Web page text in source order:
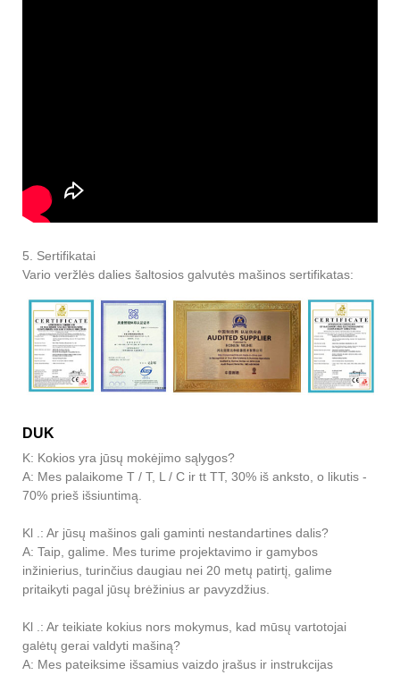
5. Sertifikatai
Vario veržlės dalies šaltosios galvutės mašinos sertifikatas:
DUK
K: Kokios yra jūsų mokėjimo sąlygos?
A: Mes palaikome T / T, L / C ir tt TT, 30% iš anksto, o likutis -
70% prieš išsiuntimą.
Kl .: Ar jūsų mašinos gali gaminti nestandartines dalis?
A: Taip, galime. Mes turime projektavimo ir gamybos
inžinierius, turinčius daugiau nei 20 metų patirtį, galime
pritaikyti pagal jūsų brėžinius ar pavyzdžius.
Kl .: Ar teikiate kokius nors mokymus, kad mūsų vartotojai
galėtų gerai valdyti mašiną?
A: Mes pateiksime išsamius vaizdo įrašus ir instrukcijas